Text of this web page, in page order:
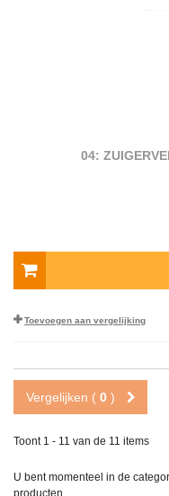
04:
Toevoegen aan vergelijking
Vergelijken ( 0 )
Toont 1 - 11 van de 11 items
U bent momenteel in de